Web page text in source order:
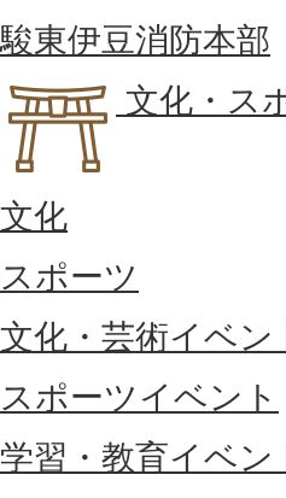
駿東伊豆消防本部
文化・ス
文化
スポーツ
文化・芸術イベン
スポーツイベント
学習・教育イベン